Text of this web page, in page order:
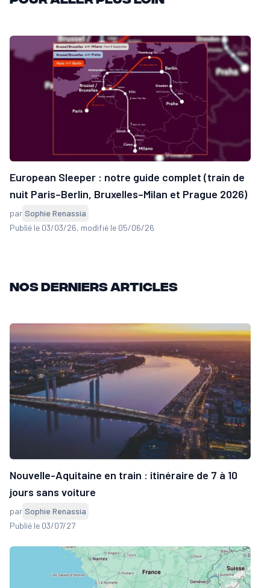
European Sleeper : notre guide complet (train de
nuit Paris–Berlin, Bruxelles–Milan et Prague 2026)
par Sophie Renassia
Publié le 03/03/26, modifié le 05/06/26
Nos derniers articles
Nouvelle-Aquitaine en train : itinéraire de 7 à 10
jours sans voiture
par Sophie Renassia
Publié le 03/07/27